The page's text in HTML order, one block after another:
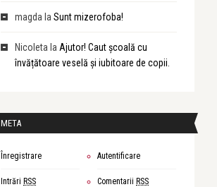
magda la Sunt mizerofoba!
Nicoleta la Ajutor! Caut școală cu
învățătoare veselă și iubitoare de copii.
META
Înregistrare Autentificare
Intrări RSS Comentarii RSS